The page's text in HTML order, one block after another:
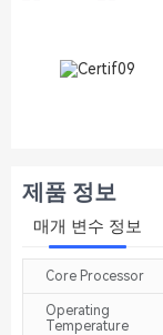
제품 정보
매개 변수 정보
Core Processor
Operating
Temperature